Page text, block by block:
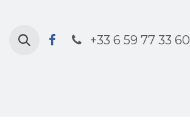
+33 6 59 77 33 60